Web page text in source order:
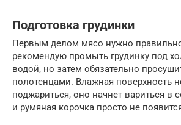
Подготовка грудинки
Первым делом мясо нужно правильно
рекомендую промыть грудинку под
водой, но затем обязательно
полотенцами. Влажная поверхность
поджариться, оно начнет вариться в
и румяная корочка просто не